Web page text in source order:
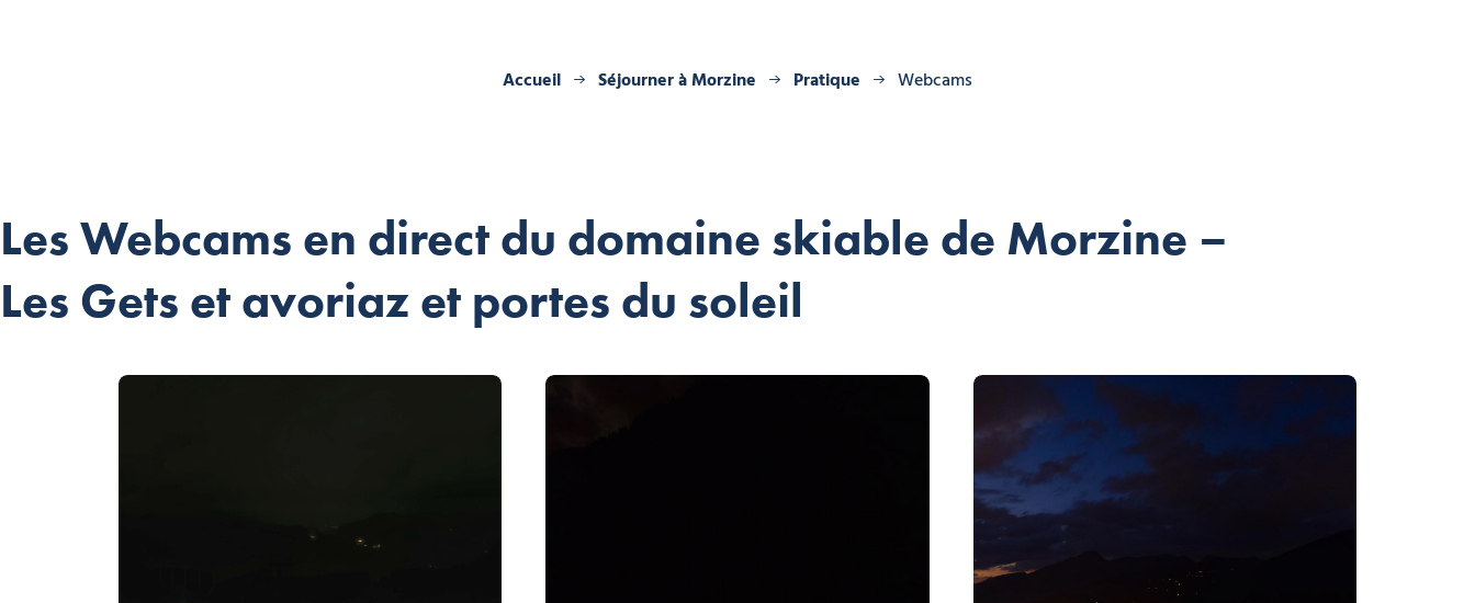
Accueil Séjourner à Morzine Pratique Webcams
Les Webcams en direct du domaine skiable de Morzine –
Les Gets et avoriaz et portes du soleil